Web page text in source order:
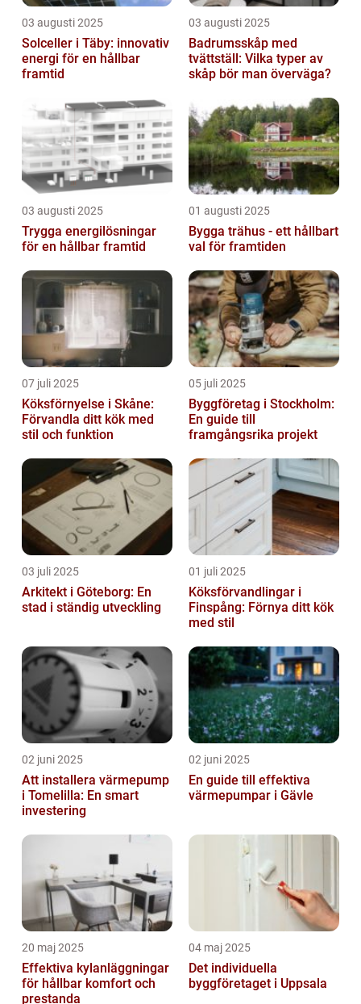
03 augusti 2025
Solceller i Täby: innovativ
energi för en hållbar
framtid
03 augusti 2025
Badrumsskåp med
tvättställ: Vilka typer av
skåp bör man överväga?
03 augusti 2025
Trygga energilösningar
för en hållbar framtid
01 augusti 2025
Bygga trähus - ett hållbart
val för framtiden
07 juli 2025
Köksförnyelse i Skåne:
Förvandla ditt kök med
stil och funktion
05 juli 2025
Byggföretag i Stockholm:
En guide till
framgångsrika projekt
03 juli 2025
Arkitekt i Göteborg: En
stad i ständig utveckling
01 juli 2025
Köksförvandlingar i
Finspång: Förnya ditt kök
med stil
02 juni 2025
Att installera värmepump
i Tomelilla: En smart
investering
02 juni 2025
En guide till effektiva
värmepumpar i Gävle
20 maj 2025
Effektiva kylanläggningar
för hållbar komfort och
prestanda
04 maj 2025
Det individuella
byggföretaget i Uppsala